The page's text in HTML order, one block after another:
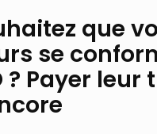
que
se
? Payer leur